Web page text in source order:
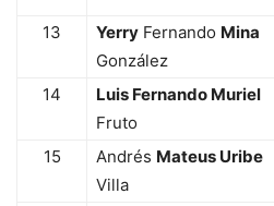
13 Yerry Fernando Mina
González
14
Luis Fernando Muriel
Fruto
15 Andrés Mateus Uribe
Villa